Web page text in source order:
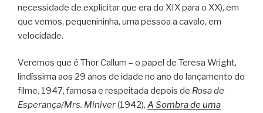
necessidade de explicitar que era do XIX para o XX), em
que vemos, pequenininha, uma pessoa a cavalo, em
velocidade.
Veremos que é Thor Callum – o papel de Teresa Wright,
lindíssima aos 29 anos de idade no ano do lançamento do
filme, 1947, famosa e respeitada depois de Rosa de
Esperança/Mrs. Miniver(1942), A Sombra de uma